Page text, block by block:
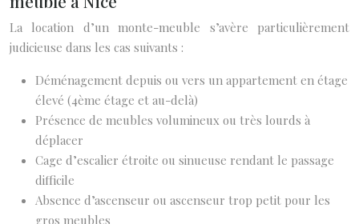
La location d’un monte-meuble s’avère particulièrement
judicieuse dans les cas suivants :
Déménagement depuis ou vers un appartement en étage
élevé (4ème étage et au-delà)
Présence de meubles volumineux ou très lourds à
déplacer
Cage d’escalier étroite ou sinueuse rendant le passage
difficile
Absence d’ascenseur ou ascenseur trop petit pour les
gros meubles